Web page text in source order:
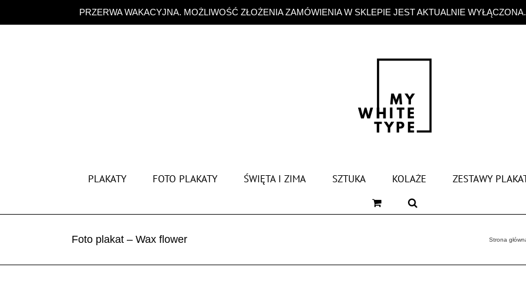
PRZERWA WAKACYJNA. MOŻLIWOŚĆ ZŁOŻENIA ZAMÓWIENIA W SKLEPIE JEST AKTUALNIE
zawartości
PLAKATY FOTO PLAKATY ŚWIĘTA I ZIMA SZTUKA KOLAŻE ZESTAWY
Foto plakat – Wax flower Strona